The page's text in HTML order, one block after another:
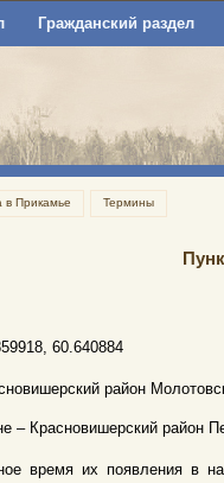
Гражданский раздел
в Прикамье Термины
60.640884
район
– Красновишерский район
время их появления в